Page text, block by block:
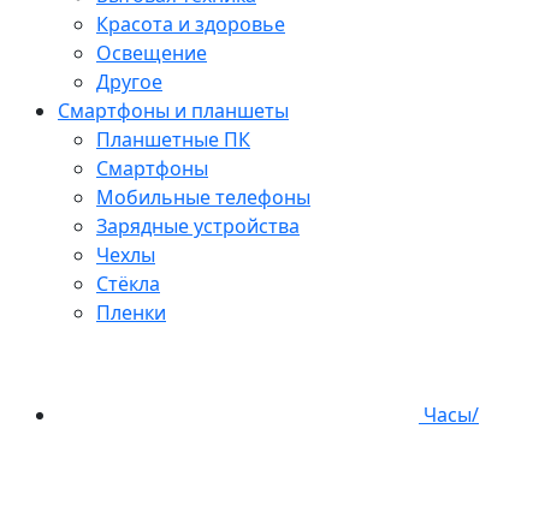
Красота и здоровье
Освещение
Другое
Смартфоны и планшеты
Планшетные ПК
Смартфоны
Мобильные телефоны
Зарядные устройства
Чехлы
Стёкла
Пленки
Часы/